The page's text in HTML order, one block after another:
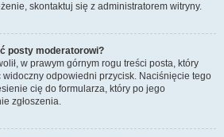
skontaktuj się z administratorem witryny.
posty moderatorowi?
w prawym górnym rogu treści posta, który
widoczny odpowiedni przycisk. Naciśnięcie tego
cię do formularza, który po jego
zgłoszenia.